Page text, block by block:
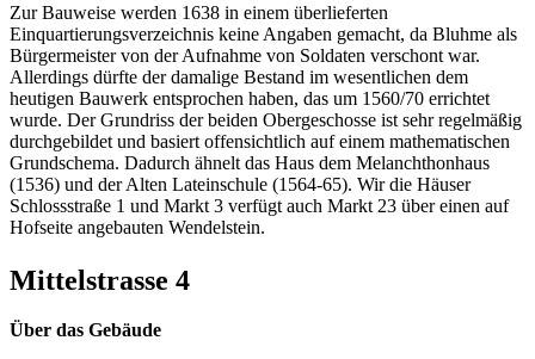
Zur Bauweise werden 1638 in einem überlieferten
Einquartierungsverzeichnis keine Angaben gemacht, da Bluhme als
Bürgermeister von der Aufnahme von Soldaten verschont war.
Allerdings dürfte der damalige Bestand im wesentlichen dem
heutigen Bauwerk entsprochen haben, das um 1560/70 errichtet
wurde. Der Grundriss der beiden Obergeschosse ist sehr regelmäßig
durchgebildet und basiert offensichtlich auf einem mathematischen
Grundschema. Dadurch ähnelt das Haus dem Melanchthonhaus
(1536) und der Alten Lateinschule (1564-65). Wir die Häuser
Schlossstraße 1 und Markt 3 verfügt auch Markt 23 über einen auf
Hofseite angebauten Wendelstein.
Mittelstrasse 4
Über das Gebäude